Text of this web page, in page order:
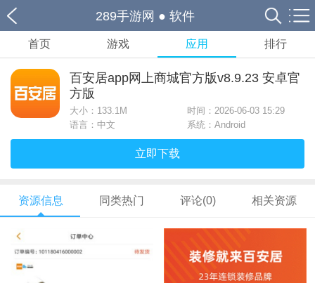
289手游网 ● 软件
首页 游戏 应用 排行
百安居app网上商城官方版v8.9.23 安卓官
方版
大小： 133.1M
时间：2026-06-03 15:29
语言：中文
系统：Android
立即下载
资源信息 同类热门 评论(0) 相关资源